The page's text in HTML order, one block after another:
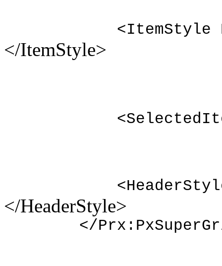
<ItemStyle
</ItemStyle>
<HeaderStyle
</HeaderStyle>
</